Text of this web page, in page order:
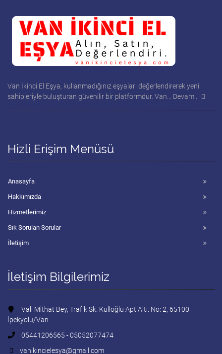
Van İkinci El Eşya, kullanmadığınız eşyaları değerlendirerek yeni
sahipleriyle buluşturan güvenilir bir platformdur. Van… Devamı..
Hizli Erişim Menüsü
Anasayfa
Hakkımızda
Hizmetlerimiz
Sık Sorulan Sorular
İletişim
İletişim Bilgilerimiz
Vali Mithat Bey, Trafik Sk. Kulloğlu Apt Altı. No: 2, 65100
İpekyolu/Van
05441206565 - 05052077474
vanikincielesya@gmail.com